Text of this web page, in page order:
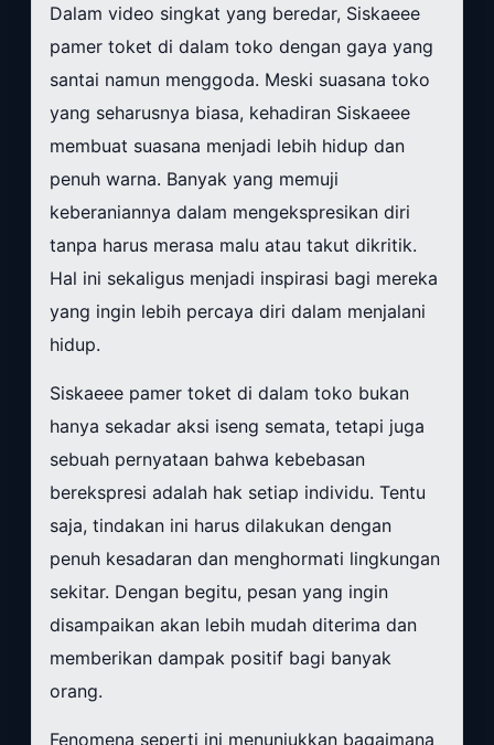
Dalam video singkat yang beredar, Siskaeee
pamer toket di dalam toko dengan gaya yang
santai namun menggoda. Meski suasana toko
yang seharusnya biasa, kehadiran Siskaeee
membuat suasana menjadi lebih hidup dan
penuh warna. Banyak yang memuji
keberaniannya dalam mengekspresikan diri
tanpa harus merasa malu atau takut dikritik.
Hal ini sekaligus menjadi inspirasi bagi mereka
yang ingin lebih percaya diri dalam menjalani
hidup.
Siskaeee pamer toket di dalam toko bukan
hanya sekadar aksi iseng semata, tetapi juga
sebuah pernyataan bahwa kebebasan
berekspresi adalah hak setiap individu. Tentu
saja, tindakan ini harus dilakukan dengan
penuh kesadaran dan menghormati lingkungan
sekitar. Dengan begitu, pesan yang ingin
disampaikan akan lebih mudah diterima dan
memberikan dampak positif bagi banyak
orang.
Fenomena seperti ini menunjukkan bagaimana